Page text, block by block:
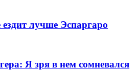
лучше Эспаргаро
Я зря в нем сомневался